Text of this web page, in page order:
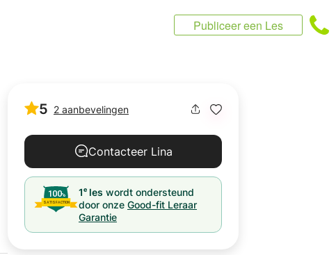
Publiceer een Les
5 2 aanbevelingen
Contacteer Lina
1e les wordt ondersteund
door onze Good-fit Leraar
Garantie